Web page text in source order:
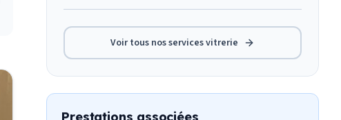
Voir tous nos servicesvitrerie